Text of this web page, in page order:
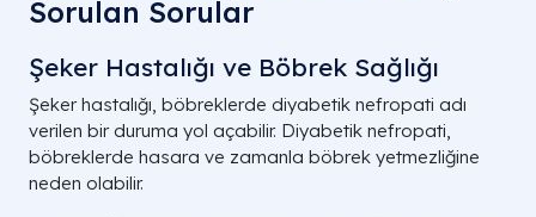
Sorulan Sorular
Şeker Hastalığı ve Böbrek Sağlığı
Şeker hastalığı, böbreklerde diyabetik nefropati adı
verilen bir duruma yol açabilir. Diyabetik nefropati,
böbreklerde hasara ve zamanla böbrek yetmezliğine
neden olabilir.